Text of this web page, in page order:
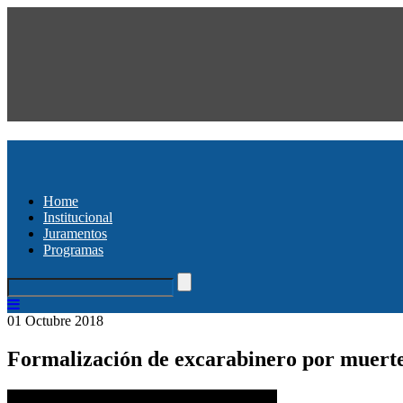
Home
Institucional
Juramentos
Programas
01 Octubre 2018
Formalización de excarabinero por